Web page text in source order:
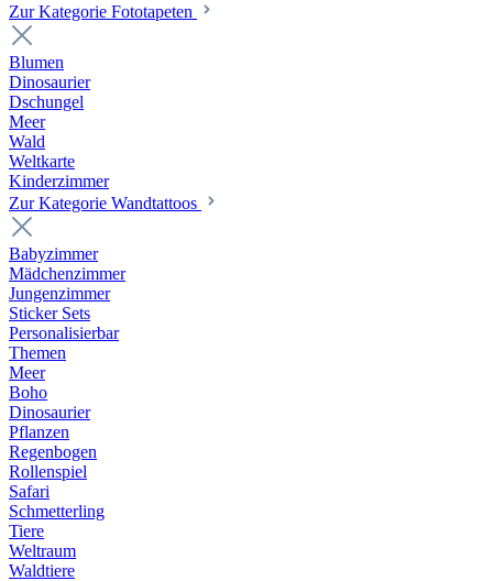
Zur Kategorie Fototapeten
Blumen
Dinosaurier
Dschungel
Meer
Wald
Weltkarte
Kinderzimmer
Zur Kategorie Wandtattoos
Babyzimmer
Mädchenzimmer
Jungenzimmer
Sticker Sets
Personalisierbar
Themen
Meer
Boho
Dinosaurier
Pflanzen
Regenbogen
Rollenspiel
Safari
Schmetterling
Tiere
Weltraum
Waldtiere